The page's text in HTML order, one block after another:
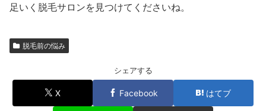
足いく脱毛サロンを見つけてくださいね。
脱毛前の悩み
シェアする
X Facebook はてブ